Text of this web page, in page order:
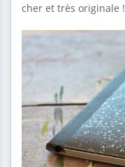
cher et très originale !